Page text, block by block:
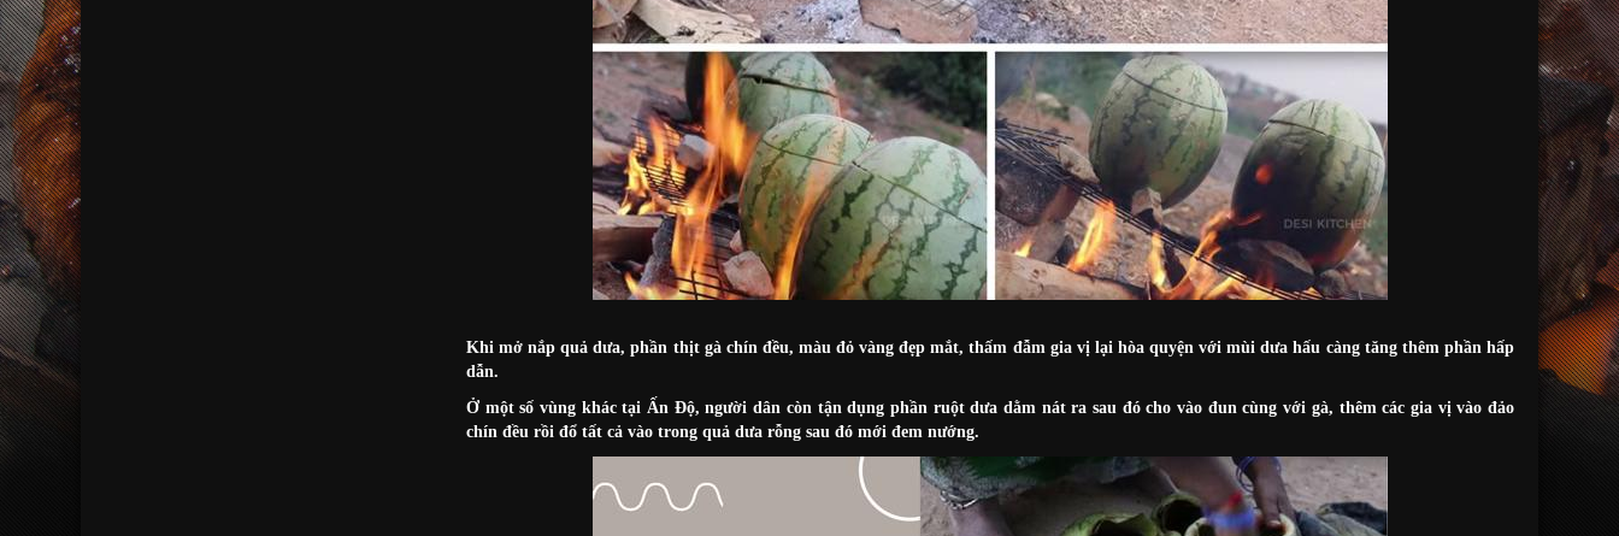
Khi mở nắp quả dưa, phần thịt gà chín đều, màu đỏ vàng đẹp mắt, thấm đẫm gia vị lại hòa quyện với mùi dưa hấu càng tăng thêm phần hấp
dẫn.
Ở một số vùng khác tại Ấn Độ, người dân còn tận dụng phần ruột dưa dằm nát ra sau đó cho vào đun cùng với gà, thêm các gia vị vào đảo
chín đều rồi đổ tất cả vào trong quả dưa rỗng sau đó mới đem nướng.